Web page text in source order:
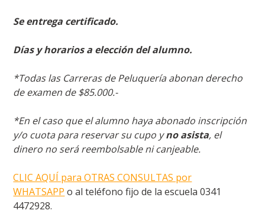
Se entrega certificado.
Días y horarios a elección del alumno.
*Todas las Carreras de Peluquería abonan derecho
de examen de $85.000.-
*En el caso que el alumno haya abonado inscripción
y/o cuota para reservar su cupo yno asista, el
dinero no será reembolsable ni canjeable.
CLIC AQUÍ para OTRAS CONSULTAS por
WHATSAPP o al teléfono fijo de la escuela 0341
4472928.